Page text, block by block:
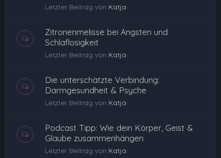
Letzter Beitrag von Katja
Zitronenmelisse bei Ängsten und
Schlaflosigkeit
Letzter Beitrag von Katja
Die unterschätzte Verbindung:
Darmgesundheit & Psyche
Letzter Beitrag von Katja
Podcast Tipp: Wie dein Körper, Geist &
Glaube zusammenhängen
Letzter Beitrag von Katja